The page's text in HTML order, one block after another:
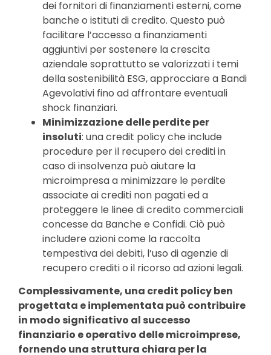
dei fornitori di finanziamenti esterni, come
banche o istituti di credito. Questo può
facilitare l’accesso a finanziamenti
aggiuntivi per sostenere la crescita
aziendale soprattutto se valorizzati i temi
della sostenibilità ESG, approcciare a Bandi
Agevolativi fino ad affrontare eventuali
shock finanziari.
Minimizzazione delle perdite per
insoluti: una credit policy che include
procedure per il recupero dei crediti in
caso di insolvenza può aiutare la
microimpresa a minimizzare le perdite
associate ai crediti non pagati ed a
proteggere le linee di credito commerciali
concesse da Banche e Confidi. Ciò può
includere azioni come la raccolta
tempestiva dei debiti, l’uso di agenzie di
recupero crediti o il ricorso ad azioni legali.
Complessivamente, una credit policy ben
progettata e implementata può contribuire
in modo significativo al successo
finanziario e operativo delle microimprese,
fornendo una struttura chiara per la